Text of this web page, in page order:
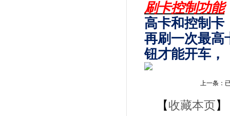
刷卡控制功能
高卡和控制卡
再刷一次最高
钮才能开车，
上一条：
【 收藏本页